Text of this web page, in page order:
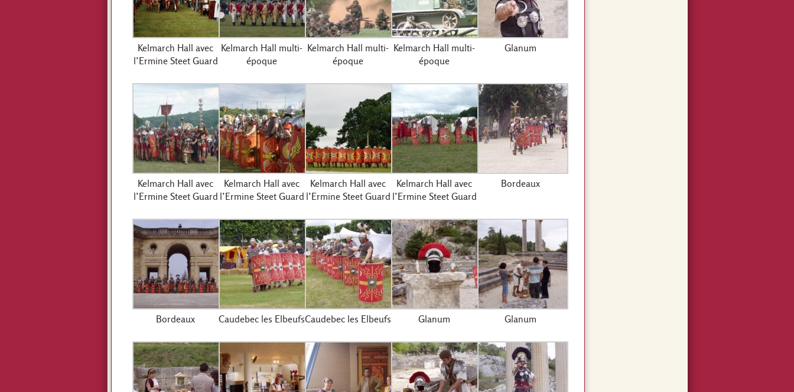
Kelmarch Hall avec
l’Ermine Steet Guard
Kelmarch Hall multi-
époque
Kelmarch Hall multi-
époque
Kelmarch Hall multi-
époque
Glanum
Kelmarch Hall avec
l’Ermine Steet Guard
Kelmarch Hall avec
l’Ermine Steet Guard
Kelmarch Hall avec
l’Ermine Steet Guard
Kelmarch Hall avec
l’Ermine Steet Guard
Bordeaux
Bordeaux Caudebec les ElbeufsCaudebec les Elbeufs Glanum Glanum